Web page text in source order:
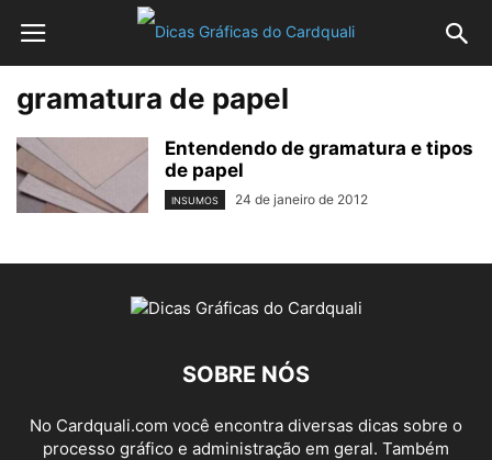
gramatura de papel
Entendendo de gramatura e tipos
de papel
INSUMOS 24 de janeiro de 2012
SOBRE NÓS
No Cardquali.com você encontra diversas dicas sobre o
processo gráfico e administração em geral. Também